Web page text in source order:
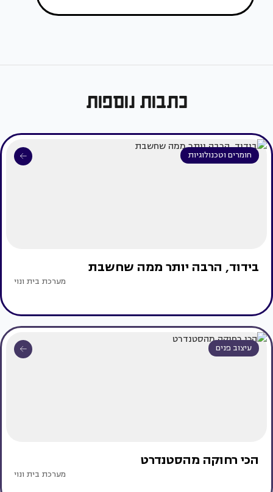
כתבות נוספות
חומרים וטכנולוגיות
בידוד, הרבה יותר ממה שחשבת
מערכת בית ונוי
עיצוב פנים
הכי רחוקה מהסטנדרט
מערכת בית ונוי